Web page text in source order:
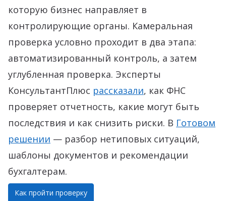
которую бизнес направляет в
контролирующие органы. Камеральная
проверка условно проходит в два этапа:
автоматизированный контроль, а затем
углубленная проверка. Эксперты
КонсультантПлюс рассказали, как ФНС
проверяет отчетность, какие могут быть
последствия и как снизить риски. В Готовом
решении — разбор нетиповых ситуаций,
шаблоны документов и рекомендации
бухгалтерам.
Как пройти проверку